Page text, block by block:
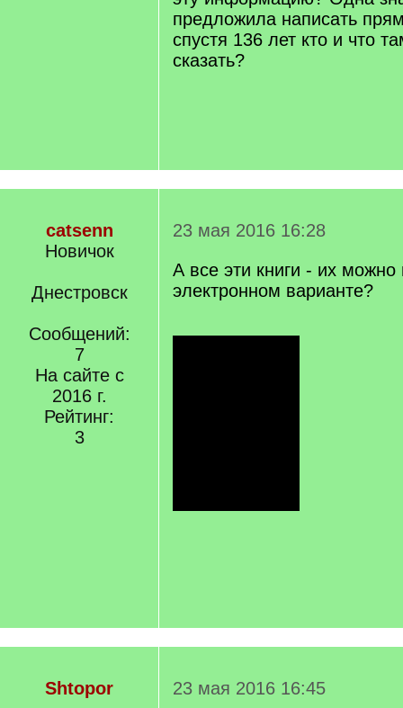
предложила написать
спустя 136 лет кто и что
сказать?
catsenn
Новичок
Днестровск
Сообщений:
7
На сайте с
2016 г.
Рейтинг:
3
23 мая 2016 16:28
А все эти книги - их можно
электронном варианте?
Shtopor 23 мая 2016 16:45